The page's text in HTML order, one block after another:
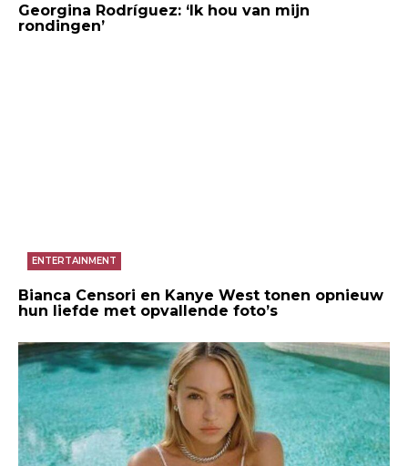
Georgina Rodríguez: ‘Ik hou van mijn
rondingen’
ENTERTAINMENT
Bianca Censori en Kanye West tonen opnieuw
hun liefde met opvallende foto’s